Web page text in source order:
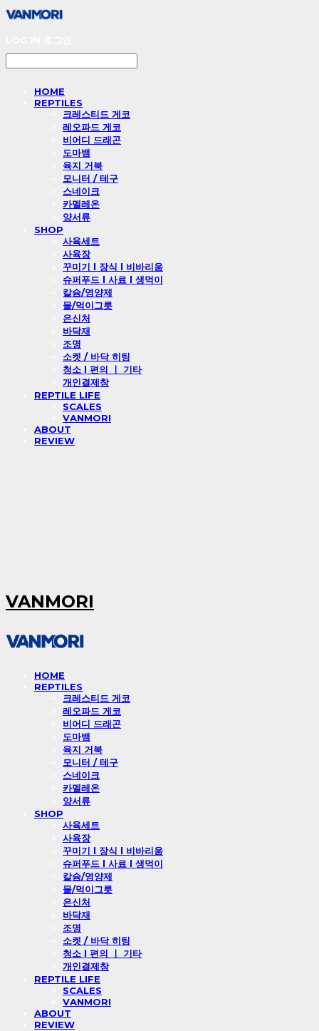
HOME
REPTILES
크레스티드 게코
레오파드 게코
비어디 드래곤
도마뱀
육지 거북
모니터 / 테구
스네이크
카멜레온
양서류
SHOP
사육세트
사육장
꾸미기 l 장식 l 비바리움
슈퍼푸드 l 사료 l 생먹이
칼슘/영양제
물/먹이그릇
은신처
바닥재
조명
소켓 / 바닥 히팅
청소 l 편의 ㅣ 기타
개인결제창
REPTILE LIFE
SCALES
VANMORI
ABOUT
REVIEW
VANMORI
HOME
REPTILES
크레스티드 게코
레오파드 게코
비어디 드래곤
도마뱀
육지 거북
모니터 / 테구
스네이크
카멜레온
양서류
SHOP
사육세트
사육장
꾸미기 l 장식 l 비바리움
슈퍼푸드 l 사료 l 생먹이
칼슘/영양제
물/먹이그릇
은신처
바닥재
조명
소켓 / 바닥 히팅
청소 l 편의 ㅣ 기타
개인결제창
REPTILE LIFE
SCALES
VANMORI
ABOUT
REVIEW